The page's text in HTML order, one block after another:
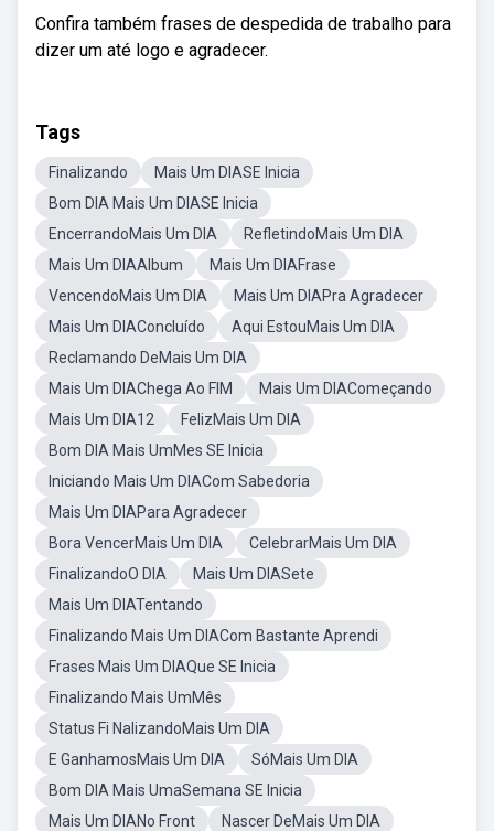
Confira também frases de despedida de trabalho para
dizer um até logo e agradecer.
Tags
Finalizando
Mais Um DIASE Inicia
Bom DIA Mais Um DIASE Inicia
EncerrandoMais Um DIA
RefletindoMais Um DIA
Mais Um DIAAlbum
Mais Um DIAFrase
VencendoMais Um DIA
Mais Um DIAPra Agradecer
Mais Um DIAConcluído
Aqui EstouMais Um DIA
Reclamando DeMais Um DIA
Mais Um DIAChega Ao FIM
Mais Um DIAComeçando
Mais Um DIA12
FelizMais Um DIA
Bom DIA Mais UmMes SE Inicia
Iniciando Mais Um DIACom Sabedoria
Mais Um DIAPara Agradecer
Bora VencerMais Um DIA
CelebrarMais Um DIA
FinalizandoO DIA
Mais Um DIASete
Mais Um DIATentando
Finalizando Mais Um DIACom Bastante Aprendi
Frases Mais Um DIAQue SE Inicia
Finalizando Mais UmMês
Status Fi NalizandoMais Um DIA
E GanhamosMais Um DIA
SóMais Um DIA
Bom DIA Mais UmaSemana SE Inicia
Mais Um DIANo Front
Nascer DeMais Um DIA